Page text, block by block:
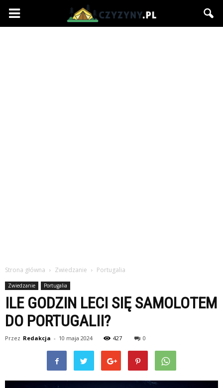
Czyzyny.pl
Strona główna Zwiedzanie Portugalia
Zwiedzanie Portugalia
ILE GODZIN LECI SIĘ SAMOLOTEM
DO PORTUGALII?
Przez Redakcja - 10 maja 2024 427 0